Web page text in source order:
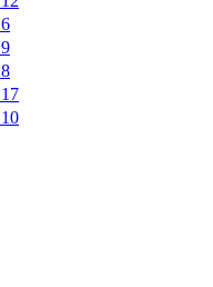
6
9
8
17
10